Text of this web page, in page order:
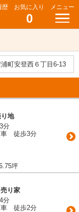
歴 お気に入り
0
メニュー
町安登西６丁目6-13
地
分
車 徒歩3分
坪
り家
分
車 徒歩2分